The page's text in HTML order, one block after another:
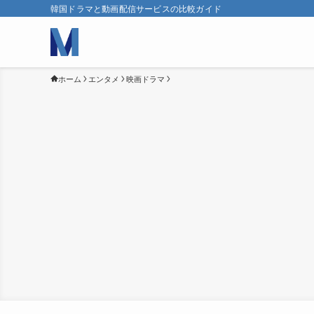
韓国ドラマと動画配信サービスの比較ガイド
ホーム エンタメ 映画ドラマ